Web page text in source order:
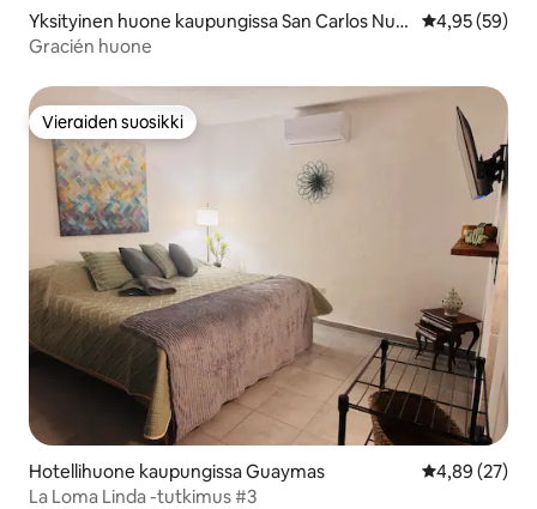
Yksityinen huone kaupungissa San Carlos Nue
vo Guaymas
4,95 (59)
Gracién huone
Vieraiden suosikki
Vieraiden suosikki
Hotellihuone kaupungissa Guaymas
4,89 (27)
La Loma Linda -tutkimus #3